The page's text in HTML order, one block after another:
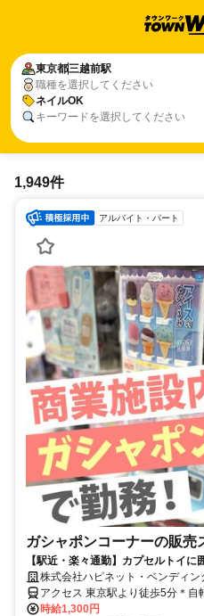
東京都三越前駅
職種を選択してください
ネイルOK
キーワードを選択してください
1,949件
アルバイト・パート
ガシャポンコーナーの販売
【駅近・楽々通勤】カプセルトイ
り勤務のシフトです◎ネイル＆ピア
株式会社ハピネット・ベンディ
フィシャルショップ@TOKYO
アクセス 東京駅より徒歩5分＊自
の場合交通費全額支給
時給1,300円